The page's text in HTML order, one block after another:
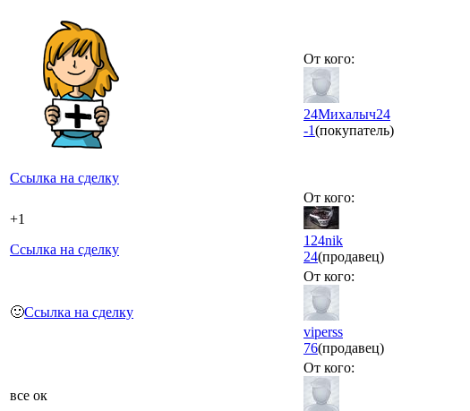
Ссылка на сделку
От кого:
24Михалыч24
-1(покупатель)
+1
Ссылка на сделку
От кого:
124nik
24(продавец)
🙂Ссылка на сделку
От кого:
viperss
76(продавец)
все ок
От кого: